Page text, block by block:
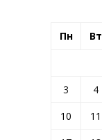
Пн Вт
3
4
10
11